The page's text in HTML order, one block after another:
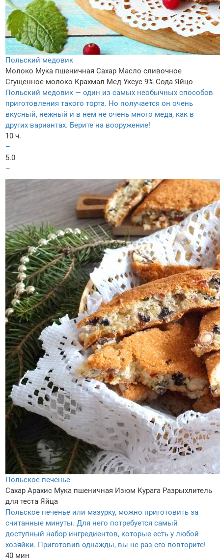
Польский медовик
Молоко Мука пшеничная Сахар Масло сливочное
Сгущенное молоко Крахмал Мед Уксус 9% Сода Яйцо
Польский медовик — один из самых необычных способов
приготовления такого торта. Но получается он очень
вкусный, нежный и в нем не очень много меда, как в
других вариантах. Берите на вооружение!
10 ч.
–
5.0
–
Польское печенье
Сахар Арахис Мука пшеничная Изюм Курага Разрыхлитель
для теста Яйца
Польское печенье или мазурку, можно приготовить за
считанные минуты. Для него потребуется самый
доступный набор ингредиентов, которые есть у любой
хозяйки. Приготовив однажды, вы не раз его повторите!
40 мин